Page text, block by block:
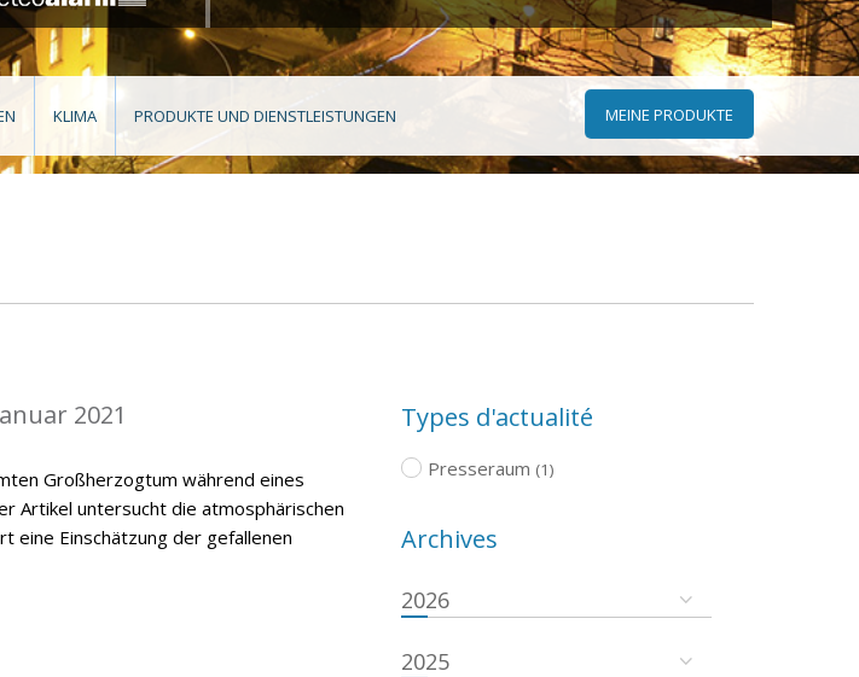
KLIMA PRODUKTE UND DIENSTLEISTUNGEN MEINE PRODUKTE
2021
Großherzogtum während eines
Artikel untersucht die atmosphärischen
eine Einschätzung der gefallenen
Types d'actualité
Presseraum (1)
Archives
2026
2025